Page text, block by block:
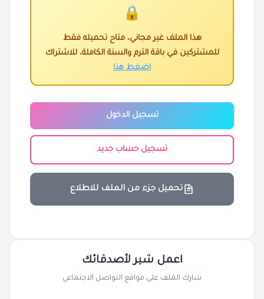
🔒
هذا الملف غير مجاني، متاح تحميله فقط
للمشتركين في باقة الترم والسنة الكاملة، للاشتراك
اضغط هنا
تسجيل الدخول
تسجيل حساب جديد
تحميل جزء من الملف للاطلاع
اعمل شير لأصدقائك
شارك الملف على مواقع التواصل الاجتماعي